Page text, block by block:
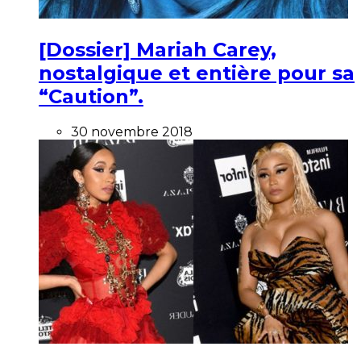
[Dossier] Mariah Carey,
nostalgique et entière pour sa
“Caution”.
30 novembre 2018